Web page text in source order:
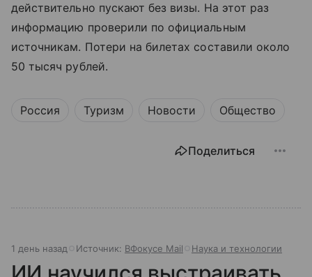
действительно пускают без визы. На этот раз
информацию проверили по официальным
источникам. Потери на билетах составили около
50 тысяч рублей.
Россия Туризм Новости Общество
Поделиться
1 день назад Источник: ВФокусе Mail Наука и технологии